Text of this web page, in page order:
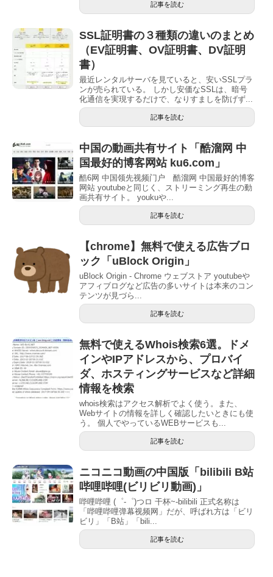
記事を読む
SSL証明書の３種類の違いのまとめ
（EV証明書、OV証明書、DV証明
書）
最近レンタルサーバを見ていると、安いSSLプラ
ンが売られている。 しかし安価なSSLは、暗号
化通信を実現するだけで、なりすましを防げず...
記事を読む
中国の動画共有サイト「酷溜网 中
国最好的博客网站 ku6.com」
酷6网 中国领先视频门户 酷溜网 中国最好的博客
网站 youtubeと同じく、ストリーミング再生の動
画共有サイト。 youkuや...
記事を読む
【chrome】無料で使える広告ブロ
ック「uBlock Origin」
uBlock Origin - Chrome ウェブストア youtubeや
アフィブログなど広告の多いサイトは本来のコン
テンツが見づら...
記事を読む
無料で使えるWhois検索6選。ドメ
インやIPアドレスから、プロバイ
ダ、ホスティングサービスなど詳細
情報を検索
whois検索はアクセス解析でよく使う。また、
Webサイトの情報を詳しく確認したいときにも使
う。 個人でやっているWEBサービスも...
記事を読む
ニコニコ動画の中国版「bilibili B站
哔哩哔哩(ビリビリ動画)」
哔哩哔哩 (゜-゜)つロ 干杯~-bilibili 正式名称は
「哔哩哔哩弹幕视频网」だが、呼ばれ方は「ビリ
ビリ」「B站」「bili...
記事を読む